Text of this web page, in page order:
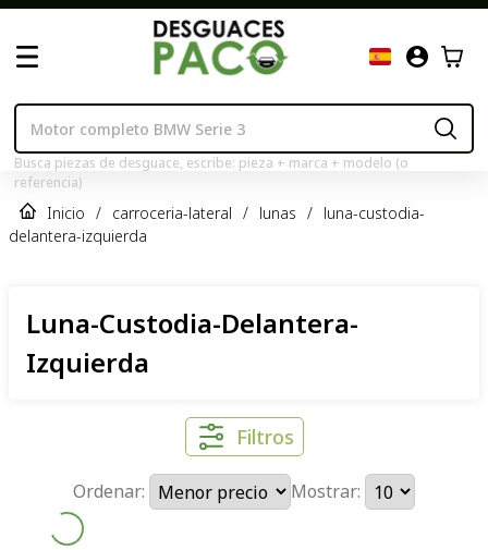
Busca piezas de desguace, escribe: pieza + marca + modelo (o
referencia)
Inicio / carroceria-lateral / lunas / luna-custodia-
delantera-izquierda
Luna-Custodia-Delantera-
Izquierda
Filtros
Ordenar: Mostrar: